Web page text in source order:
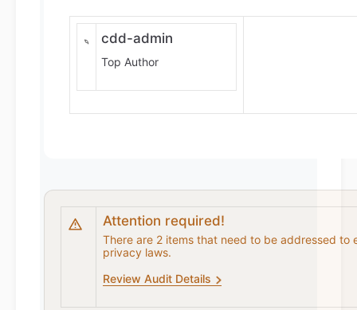
cdd-admin
Top Author
Attention required!
There are 2 items that need to be addressed to
privacy laws.
Review Audit Details